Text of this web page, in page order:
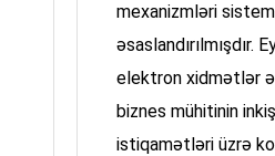
mexanizmləri
əsaslandırılmışdır.
elektron xidmətlər
biznes mühitinin
istiqamətləri üzrə